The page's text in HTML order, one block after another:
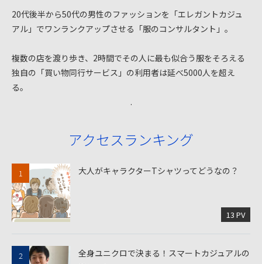
20代後半から50代の男性のファッションを「エレガントカジュ
アル」でワンランクアップさせる「服のコンサルタント」。
複数の店を渡り歩き、2時間でその人に最も似合う服をそろえる
独自の「買い物同行サービス」の利用者は延べ5000人を超え
る。
.
アクセスランキング
大人がキャラクターTシャツってどうなの？
13 PV
全身ユニクロで決まる！スマートカジュアルの